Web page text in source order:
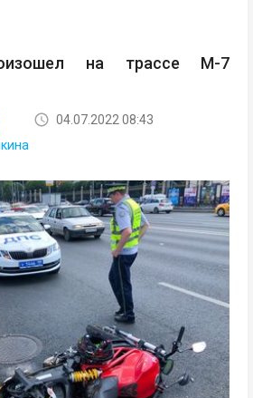
на трассе М-7
04.07.2022 08:43